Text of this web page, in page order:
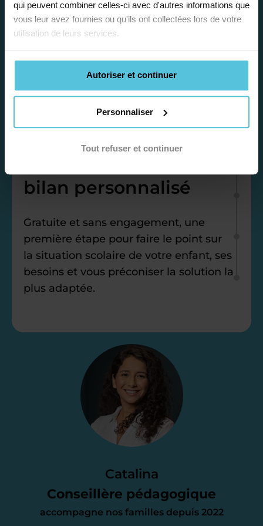
qui peuvent combiner celles-ci avec d'autres informations que
vous leur avez fournies ou qu'ils ont collectées lors de votre
utilisation de leurs services.
Autoriser et continuer
Personnaliser
Tout refuser et continuer
Catalina
Conseillère pédagogique
accompagne nos familles depuis 2022
Étape 1
bilan personnalisé
Gratuite et sans engagement, une
première étape pour faire le point sur
la situation scolaire de votre enfant, ses
besoins et vous préconiser la solution la
plus adaptée.
Étape 2
Je vous envoie une
proposition
d’accompagnement
parfait. À partir de maintenant nous
nous occupons de tout.